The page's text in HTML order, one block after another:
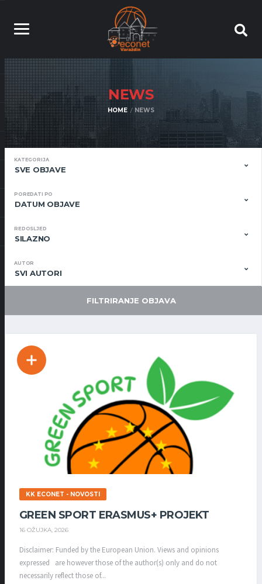
NEWS
HOME NEWS
KATEGORIJA
SVE OBJAVE
POREDATI PO
DATUM OBJAVE
REDOSLJED
SILAZNO
AUTOR
SVI AUTORI
FILTRIRANJE OBJAVA
KK ECONET - NOVOSTI
GREEN SPORT ERASMUS+ PROJEKT
16 OŽUJKA, 2026
Disclaimer: Funded by the European Union. Views and opinions
expressed are however those of the author(s) only and do not
necessarily reflect those of...